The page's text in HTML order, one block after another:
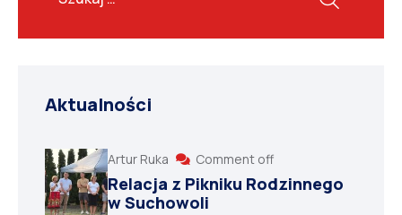
Aktualności
Artur Ruka Comment off
Relacja z Pikniku Rodzinnego
w Suchowoli